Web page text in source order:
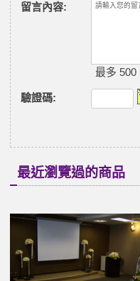
留言內容:
最多 500
驗證碼:
最近瀏覽過的商品